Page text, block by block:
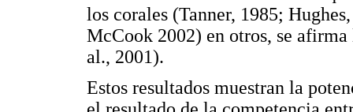
los corales (Tanner, 1985;
McCook 2002) en otros, se
al., 2001).
Estos resultados muestran la